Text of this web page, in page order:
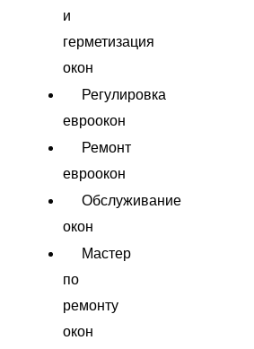
и
герметизация
окон
Регулировка
евроокон
Ремонт
евроокон
Обслуживание
окон
Мастер
по
ремонту
окон